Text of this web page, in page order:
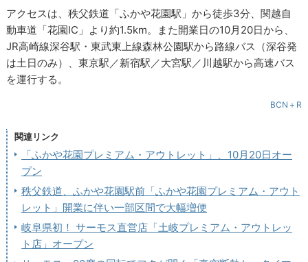
アクセスは、秩父鉄道「ふかや花園駅」から徒歩3分、関越自
動車道「花園IC」より約1.5km。また開業日の10月20日から、
JR高崎線深谷駅・東武東上線森林公園駅から路線バス（深谷発
は土日のみ）、東京駅／新宿駅／大宮駅／川越駅から高速バス
を運行する。
BCN＋R
関連リンク
「ふかや花園プレミアム・アウトレット」、10月20日オー
プン
秩父鉄道、ふかや花園駅前「ふかや花園プレミアム・アウト
レット」開業に伴い一部区間で大幅増便
岐阜県初！ サーモス直営店「土岐プレミアム・アウトレッ
ト店」オープン